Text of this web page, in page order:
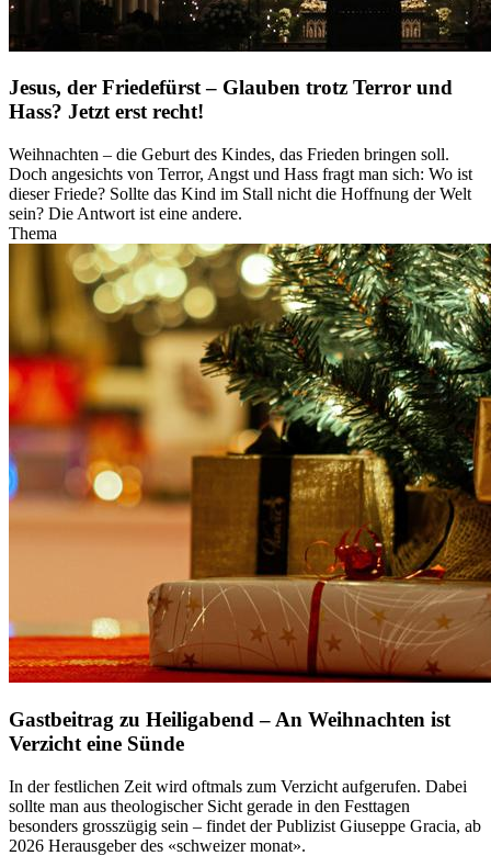
Jesus, der Friedefürst – Glauben trotz Terror und
Hass? Jetzt erst recht!
Weihnachten – die Geburt des Kindes, das Frieden bringen soll.
Doch angesichts von Terror, Angst und Hass fragt man sich: Wo ist
dieser Friede? Sollte das Kind im Stall nicht die Hoffnung der Welt
sein? Die Antwort ist eine andere.
Thema
Gastbeitrag zu Heiligabend – An Weihnachten ist
Verzicht eine Sünde
In der festlichen Zeit wird oftmals zum Verzicht aufgerufen. Dabei
sollte man aus theologischer Sicht gerade in den Festtagen
besonders grosszügig sein – findet der Publizist Giuseppe Gracia, ab
2026 Herausgeber des «schweizer monat».